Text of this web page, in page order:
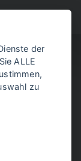
der
ALLE
zu